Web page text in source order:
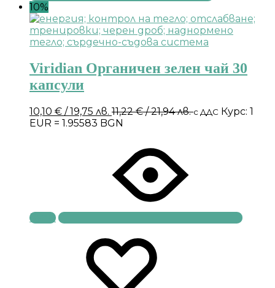
10%
Viridian Органичен зелен чай 30
капсули
10,10 € / 19,75 лв. 11,22€/ 21,94 лв.с ДДС Курс: 1
EUR = 1.95583 BGN
Купи